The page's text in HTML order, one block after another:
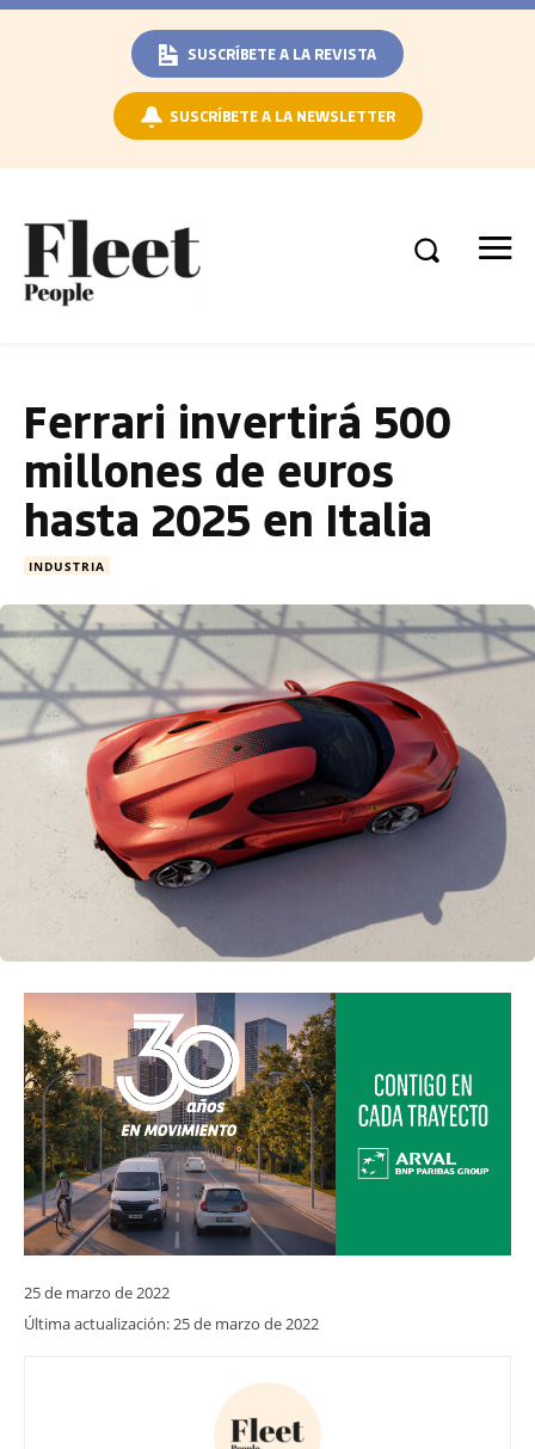
SUSCRÍBETE A LA REVISTA
SUSCRÍBETE A LA NEWSLETTER
Ferrari invertirá 500
millones de euros
hasta 2025 en Italia
INDUSTRIA
25 de marzo de 2022
Última actualización:25 de marzo de 2022